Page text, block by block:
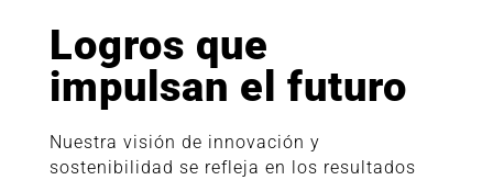
Logros que
impulsan el futuro
Nuestra visión de innovación y
sostenibilidad se refleja en los resultados